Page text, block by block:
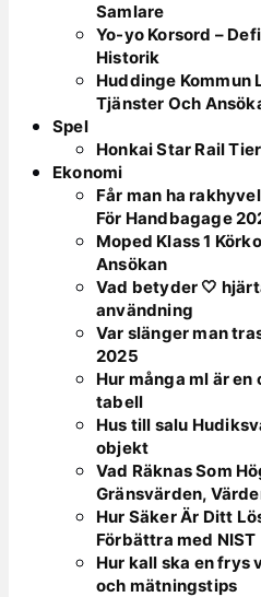
Samlare
Yo-yo Korsord –
Historik
Huddinge Kommun
Tjänster Och
Spel
Honkai Star Rail
Ekonomi
Får man ha
För Handbagage
Moped Klass 1
Ansökan
Vad betyder 🤍
användning
Var slänger man
2025
Hur många ml är
tabell
Hus till salu
objekt
Vad Räknas Som
Gränsvärden,
Hur Säker Är Ditt
Förbättra med NIST
Hur kall ska en frys
och mätningstips